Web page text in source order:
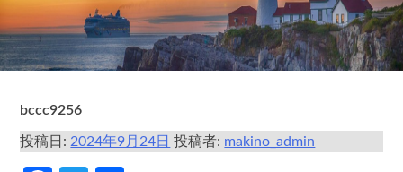
ッ
プ
bccc9256
投稿日: 2024年9月24日 投稿者: makino_admin